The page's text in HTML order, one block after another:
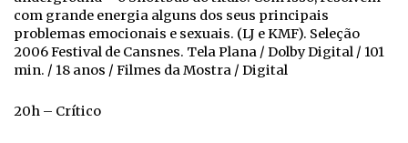
com grande energia alguns dos seus principais
problemas emocionais e sexuais. (LJ e KMF). Seleção
2006 Festival de Cansnes. Tela Plana / Dolby Digital / 101
min. / 18 anos / Filmes da Mostra / Digital
20h – Crítico